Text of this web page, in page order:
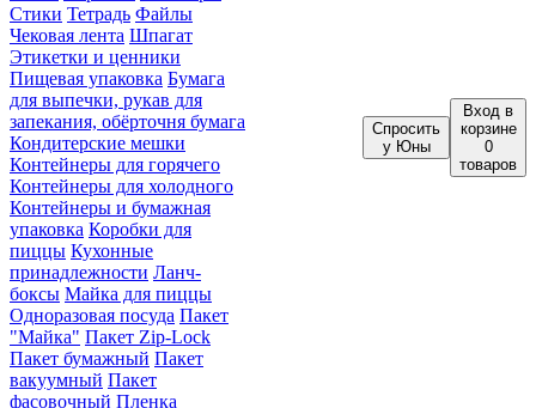
Стики Тетрадь Файлы
Чековая лента Шпагат
Этикетки и ценники
Пищевая упаковка Бумага
для выпечки, рукав для
запекания, обёрточня бумага
Кондитерские мешки
Контейнеры для горячего
Контейнеры для холодного
Контейнеры и бумажная
упаковка Коробки для
пиццы Кухонные
принадлежности Ланч-
боксы Майка для пиццы
Одноразовая посуда Пакет
"Майка" Пакет Zip-Lock
Пакет бумажный Пакет
вакуумный Пакет
фасовочный Пленка
Спросить
у Юны
Вход в
корзине
0
товаров